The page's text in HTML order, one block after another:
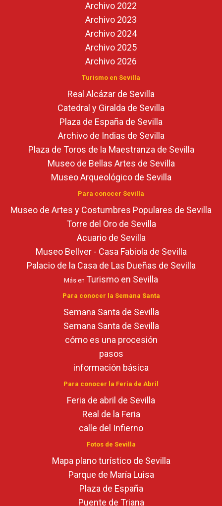
Archivo 2022
Archivo 2023
Archivo 2024
Archivo 2025
Archivo 2026
Turismo en Sevilla
Real Alcázar de Sevilla
Catedral y Giralda de Sevilla
Plaza de España de Sevilla
Archivo de Indias de Sevilla
Plaza de Toros de la Maestranza de Sevilla
Museo de Bellas Artes de Sevilla
Museo Arqueológico de Sevilla
Para conocer Sevilla
Museo de Artes y Costumbres Populares de Sevilla
Torre del Oro de Sevilla
Acuario de Sevilla
Museo Bellver - Casa Fabiola de Sevilla
Palacio de la Casa de Las Dueñas de Sevilla
Más en Turismo en Sevilla
Para conocer la Semana Santa
Semana Santa de Sevilla
Semana Santa de Sevilla
cómo es una procesión
pasos
información básica
Para conocer la Feria de Abril
Feria de abril de Sevilla
Real de la Feria
calle del Infierno
Fotos de Sevilla
Mapa plano turístico de Sevilla
Parque de María Luisa
Plaza de España
Puente de Triana